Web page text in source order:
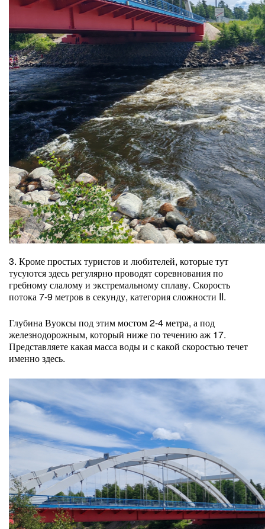
3. Кроме простых туристов и любителей, которые тут
тусуются здесь регулярно проводят соревнования по
гребному слалому и экстремальному сплаву. Скорость
потока 7-9 метров в секунду, категория сложности II.
Глубина Вуоксы под этим мостом 2-4 метра, а под
железнодорожным, который ниже по течению аж 17.
Представляете какая масса воды и с какой скоростью течет
именно здесь.